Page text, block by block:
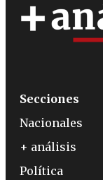
Secciones
Nacionales
+ análisis
Política